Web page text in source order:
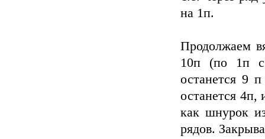
на 1п.
Продолжаем
10п (по 1п
останется 9
останется 4п,
как шнурок
рядов.